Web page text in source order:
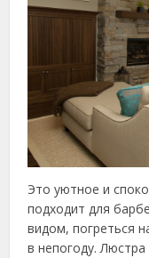
Это уютное и
подходит для
видом, погреться
в непогоду.